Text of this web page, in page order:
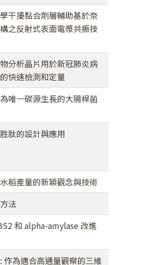
干擾黏合劑層輔助基於奈
之反射式表面電漿共振技
分析晶片用於新冠肺炎病
快速檢測和定量
唯一碳源生長的大腸桿菌
肽的設計與應用
稻產量的新穎觀念與技術
法
和 alpha-amylase 改進
作為適合高通量觀察的三維